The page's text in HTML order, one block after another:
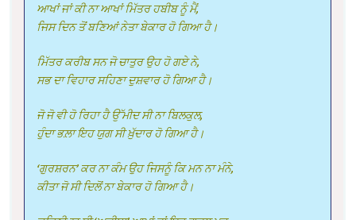
ਆਖਾਂ ਜਾਂ ਕੀ ਨਾ ਆਖਾਂ ਮਿੱਤਰ ਹਬੀਬ ਨੂੰ ਮੈਂ,
ਜਿਸ ਦਿਨ ਤੋਂ ਬਣਿਆਂ ਨੇਤਾ ਬੇਕਾਰ ਹੋ ਗਿਆ ਹੈ।
ਮਿੱਤਰ ਕਰੀਬ ਸਨ ਜੋ ਚਾਤੁਰ ਉਹ ਹੋ ਗਏ ਨੇ,
ਸਭ ਦਾ ਵਿਹਾਰ ਸਹਿਣਾ ਦੁਸ਼ਵਾਰ ਹੋ ਗਿਆ ਹੈ।
ਜੋ ਜੋ ਵੀ ਹੋ ਰਿਹਾ ਹੈ ਉੱਮੀਦ ਸੀ ਨਾ ਬਿਲਕੁਲ,
ਹੁੰਦਾ ਭਲ਼ਾ ਇਹ ਯੁਗ ਸੀ ਖ਼ੁੱਦਾਰ ਹੋ ਗਿਆ ਹੈ।
‘ਗੁਰਸ਼ਰਨ’ ਕਰ ਨਾ ਕੰਮ ਉਹ ਜਿਸਨੂੰ ਕਿ ਮਨ ਨਾ ਮੰਨੇ,
ਕੀਤਾ ਜੋ ਸੀ ਦਿਲੋਂ ਨਾ ਬੇਕਾਰ ਹੋ ਗਿਆ ਹੈ।